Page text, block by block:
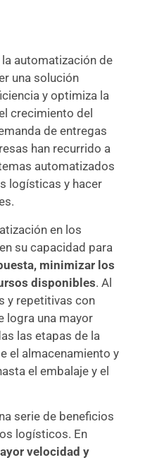
automatización de
una solución
y optimiza la
crecimiento del
de entregas
han recurrido a
automatizados
logísticas y hacer
en los
su capacidad para
minimizar los
disponibles. Al
y repetitivas con
logra una mayor
las etapas de la
el almacenamiento y
el embalaje y el
serie de beneficios
logísticos. En
velocidad y